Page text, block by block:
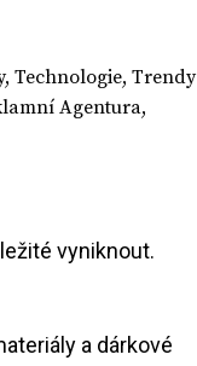
, Technologie, Trendy
Agentura,
vyniknout.
a dárkové